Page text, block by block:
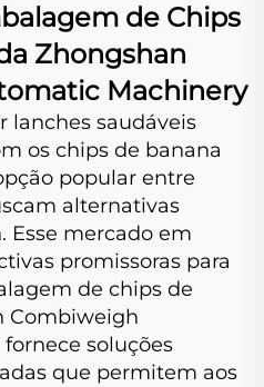
de Chips
Zhongshan
Machinery
lanches saudáveis
os chips de banana
popular entre
alternativas
Esse mercado em
promissoras para
de chips de
Combiweigh
soluções
que permitem aos